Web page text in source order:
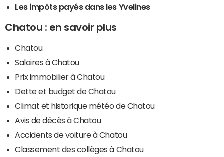
Les impôts payés dans les Yvelines
Chatou : en savoir plus
Chatou
Salaires à Chatou
Prix immobilier à Chatou
Dette et budget de Chatou
Climat et historique météo de Chatou
Avis de décès à Chatou
Accidents de voiture à Chatou
Classement des collèges à Chatou